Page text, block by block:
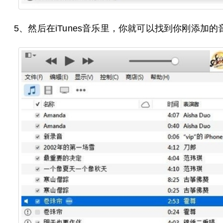
5、然后在iTunes音乐里，你就可以找到你刚添加的